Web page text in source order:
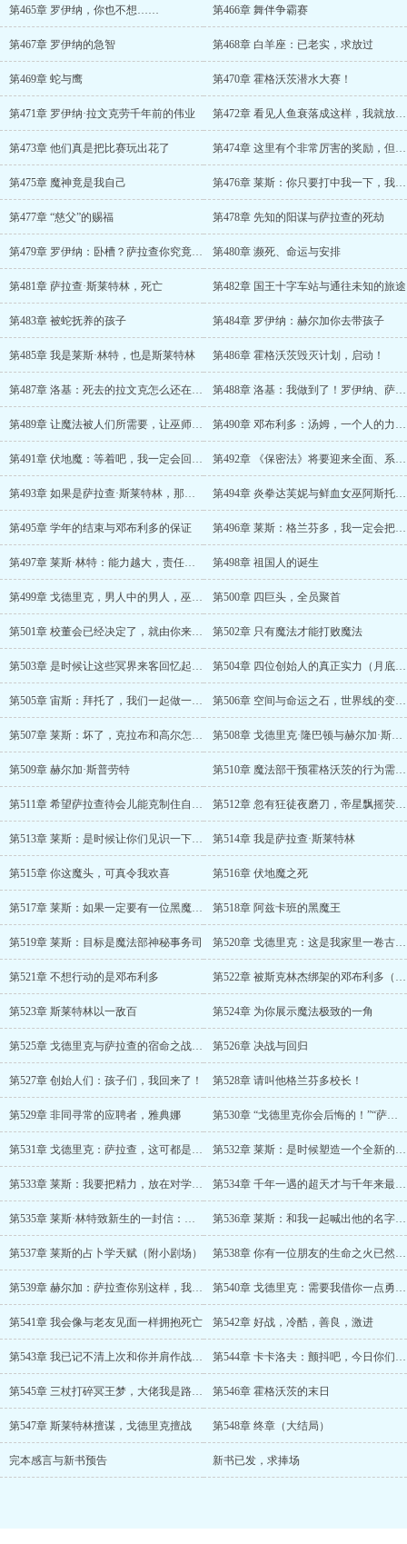
第465章 罗伊纳，你也不想…… 第466章 舞伴争霸赛
第467章 罗伊纳的急智 第468章 白羊座：已老实，求放过
第469章 蛇与鹰 第470章 霍格沃茨潜水大赛！
第471章 罗伊纳·拉文克劳千年前的伟业 第472章 看见人鱼衰落成这样，我就放心了
第473章 他们真是把比赛玩出花了 第474章 这里有个非常厉害的奖励，但猜猜是谁没有资格领取——
第475章 魔神竟是我自己 第476章 莱斯：你只要打中我一下，我就完成你的心愿
第477章 “慈父”的赐福 第478章 先知的阳谋与萨拉查的死劫
第479章 罗伊纳：卧槽？萨拉查你究竟在干什么！？ 第480章 濒死、命运与安排
第481章 萨拉查·斯莱特林，死亡 第482章 国王十字车站与通往未知的旅途
第483章 被蛇抚养的孩子 第484章 罗伊纳：赫尔加你去带孩子
第485章 我是莱斯·林特，也是斯莱特林 第486章 霍格沃茨毁灭计划，启动！
第487章 洛基：死去的拉文克怎么还在追我！？ 第488章 洛基：我做到了！罗伊纳、萨拉查：真的吗？太好了！
第489章 让魔法被人们所需要，让巫师的时代重新到来 第490章 邓布利多：汤姆，一个人的力量是有极限的，所以……
第491章 伏地魔：等着吧，我一定会回来的！ 第492章 《保密法》将要迎来全面、系统性的破坏
第493章 如果是萨拉查·斯莱特林，那可太合理了 第494章 炎拳达芙妮与鲜血女巫阿斯托利亚
第495章 学年的结束与邓布利多的保证 第496章 莱斯：格兰芬多，我一定会把你复活的！
第497章 莱斯·林特：能力越大，责任越大 第498章 祖国人的诞生
第499章 戈德里克，男人中的男人，巫师中的巫师 第500章 四巨头，全员聚首
第501章 校董会已经决定了，就由你来做霍格沃茨的校长 第502章 只有魔法才能打败魔法
第503章 是时候让这些冥界来客回忆起我们来了 第504章 四位创始人的真正实力（月底求月票）
第505章 宙斯：拜托了，我们一起做一辈子的神灵好不好？ 第506章 空间与命运之石，世界线的变更！
第507章 莱斯：坏了，克拉布和高尔怎么成我跟班了？ 第508章 戈德里克·隆巴顿与赫尔加·斯普劳特
第509章 赫尔加·斯普劳特 第510章 魔法部干预霍格沃茨的行为需要得到我们的许可
第511章 希望萨拉查待会儿能克制住自己的杀意吧！ 第512章 忽有狂徒夜磨刀，帝星飘摇荧惑高
第513章 莱斯：是时候让你们见识一下什么是真正的魔法了 第514章 我是萨拉查·斯莱特林
第515章 你这魔头，可真令我欢喜 第516章 伏地魔之死
第517章 莱斯：如果一定要有一位黑魔王，那就让我背负这一诅咒吧 第518章 阿兹卡班的黑魔王
第519章 莱斯：目标是魔法部神秘事务司 第520章 戈德里克：这是我家里一卷古老的羊皮纸上记载的
第521章 不想行动的是邓布利多 第522章 被斯克林杰绑架的邓布利多（国庆加更）
第523章 斯莱特林以一敌百 第524章 为你展示魔法极致的一角
第525章 戈德里克与萨拉查的宿命之战（为百里彤雲大佬加更！） 第526章 决战与回归
第527章 创始人们：孩子们，我回来了！ 第528章 请叫他格兰芬多校长！
第529章 非同寻常的应聘者，雅典娜 第530章 “戈德里克你会后悔的！”“萨拉查，我才是校长！”
第531章 戈德里克：萨拉查，这可都是你自己说的 第532章 莱斯：是时候塑造一个全新的斯莱特林学院了
第533章 莱斯：我要把精力，放在对学院的风气纠正上 第534章 千年一遇的超天才与千年来最伟大的校长
第535章 莱斯·林特致新生的一封信：做个真正的斯莱特林 第536章 莱斯：和我一起喊出他的名字——伏地魔
第537章 莱斯的占卜学天赋（附小剧场） 第538章 你有一位朋友的生命之火已然走到了尽头
第539章 赫尔加：萨拉查你别这样，我害怕 第540章 戈德里克：需要我借你一点勇气么？萨拉查
第541章 我会像与老友见面一样拥抱死亡 第542章 好战，冷酷，善良，激进
第543章 我已记不清上次和你并肩作战是什么时候了；今年七月，不用谢！ 第544章 卡卡洛夫：颤抖吧，今日你们将目睹真神降临！
第545章 三杖打碎冥王梦，大佬我是路过的 第546章 霍格沃茨的末日
第547章 斯莱特林擅谋，戈德里克擅战 第548章 终章（大结局）
完本感言与新书预告 新书已发，求捧场